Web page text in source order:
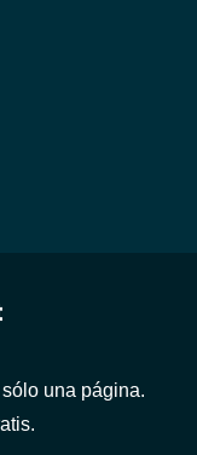
una página.